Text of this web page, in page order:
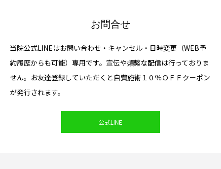
お問合せ
当院公式LINEはお問い合わせ・キャンセル・日時変更（WEB予
約履歴からも可能）専用です。宣伝や頻繫な配信は行っておりま
せん。お友達登録していただくと自費施術１０％ＯＦＦクーポン
が発行されます。
公式LINE